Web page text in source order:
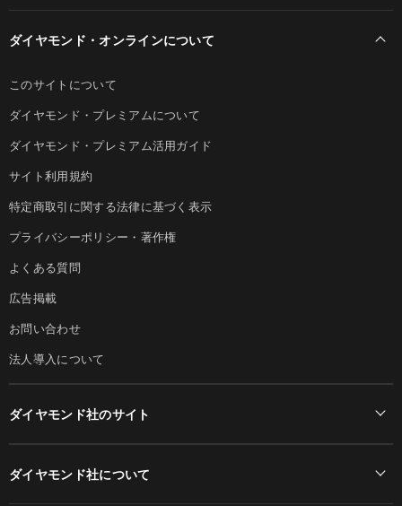
ダイヤモンド・オンラインについて
このサイトについて
ダイヤモンド・プレミアムについて
ダイヤモンド・プレミアム活用ガイド
サイト利用規約
特定商取引に関する法律に基づく表示
プライバシーポリシー・著作権
よくある質問
広告掲載
お問い合わせ
法人導入について
ダイヤモンド社のサイト
ダイヤモンド社について